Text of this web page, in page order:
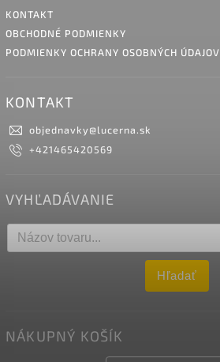
KONTAKT
OBCHODNÉ PODMIENKY
PODMIENKY OCHRANY OSOBNÝCH ÚDAJOV
KONTAKT
objednavky@lucerna.sk
+421465420569
VYHĽADÁVANIE
Hľadať
NÁKUPNÝ KOŠÍK